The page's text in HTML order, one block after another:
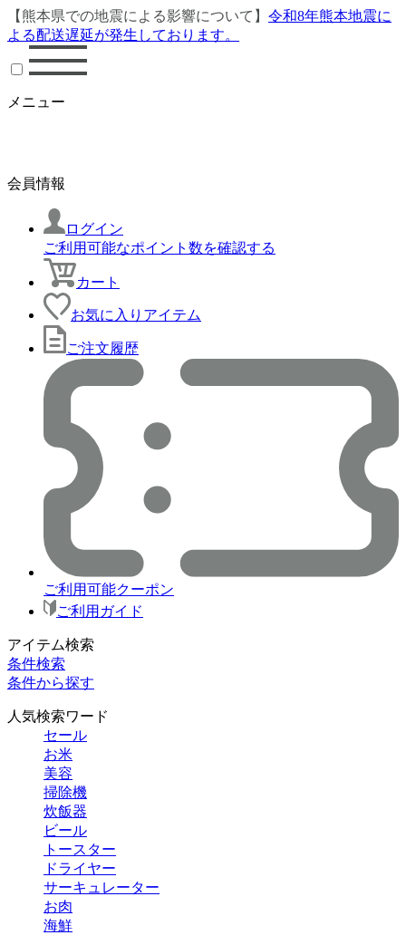
【熊本県での地震による影響について】 令和8年熊本地震に
よる配送遅延が発生しております。
メニュー
会員情報
ログイン
ご利用可能なポイント数を確認する
カート
お気に入りアイテム
ご注文履歴
ご利用可能クーポン
ご利用ガイド
アイテム検索
条件検索
条件から探す
人気検索ワード
セール
お米
美容
掃除機
炊飯器
ビール
トースター
ドライヤー
サーキュレーター
お肉
海鮮